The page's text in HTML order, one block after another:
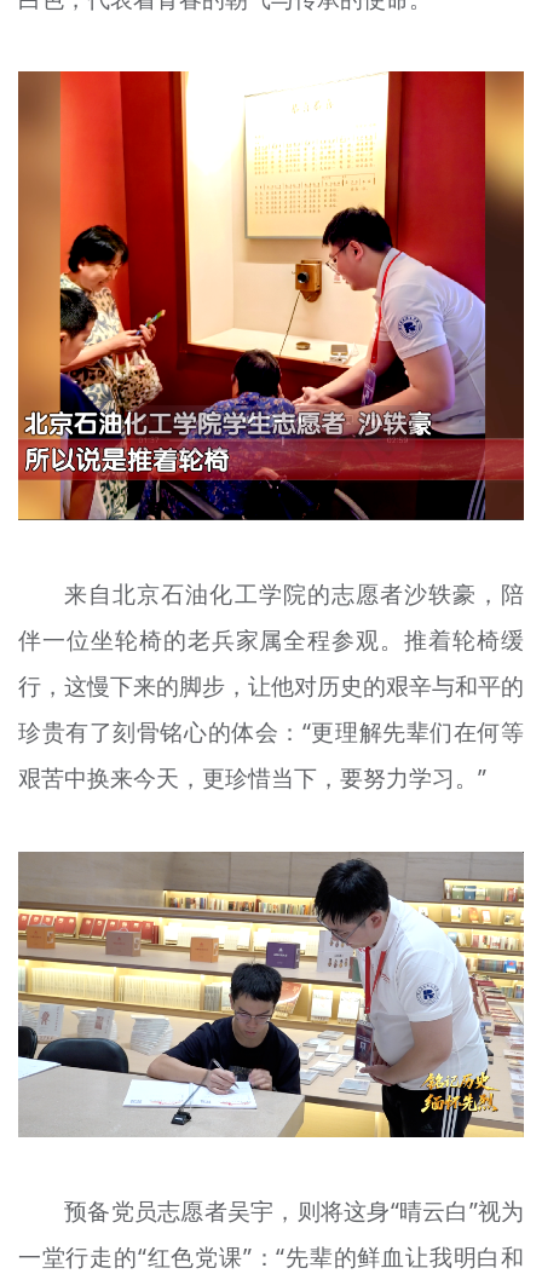
来自北京石油化工学院的志愿者沙轶豪 ，陪
伴一位坐轮椅的老兵家属全程参观。推着轮椅缓
行，这慢下来的脚步，让他对历史的艰辛与和平的
珍贵有了刻骨铭心的体会：“更理解先辈们在何等
艰苦中换来今天，更珍惜当下，要努力学习。”
预备党员志愿者吴宇，则将这身“晴云白”视为
一堂行走的“红色党课”：“先辈的鲜血让我明白和